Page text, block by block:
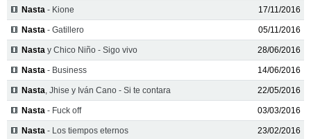
Nasta - Kione 17/11/2016
Nasta - Gatillero 05/11/2016
Nasta y Chico Niño - Sigo vivo 28/06/2016
Nasta - Business 14/06/2016
Nasta, Jhise y Iván Cano - Si te contara 22/05/2016
Nasta - Fuck off 03/03/2016
Nasta - Los tiempos eternos 23/02/2016